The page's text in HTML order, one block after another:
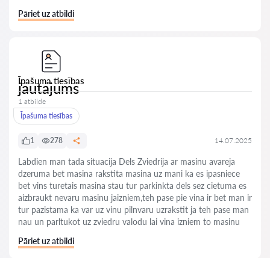
Pāriet uz atbildi
Īpašuma tiesības
jautajums
1 atbilde
Īpašuma tiesības
1 278 14.07.2025
Labdien man tada situacija Dels Zviedrija ar masinu avareja
dzeruma bet masina rakstita masina uz mani ka es ipasniece
bet vins turetais masina stau tur parkinkta dels sez cietuma es
aizbraukt nevaru masinu jaizniem,teh pase pie vina ir bet man ir
tur pazistama ka var uz vinu pilnvaru uzrakstit ja teh pase man
nau un parltukot uz zviedru valodu lai vina izniem to masinu
Pāriet uz atbildi